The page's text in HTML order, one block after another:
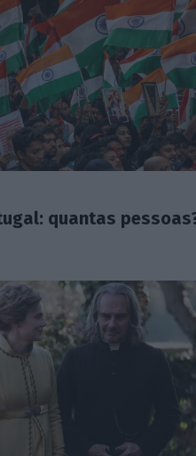
quantas